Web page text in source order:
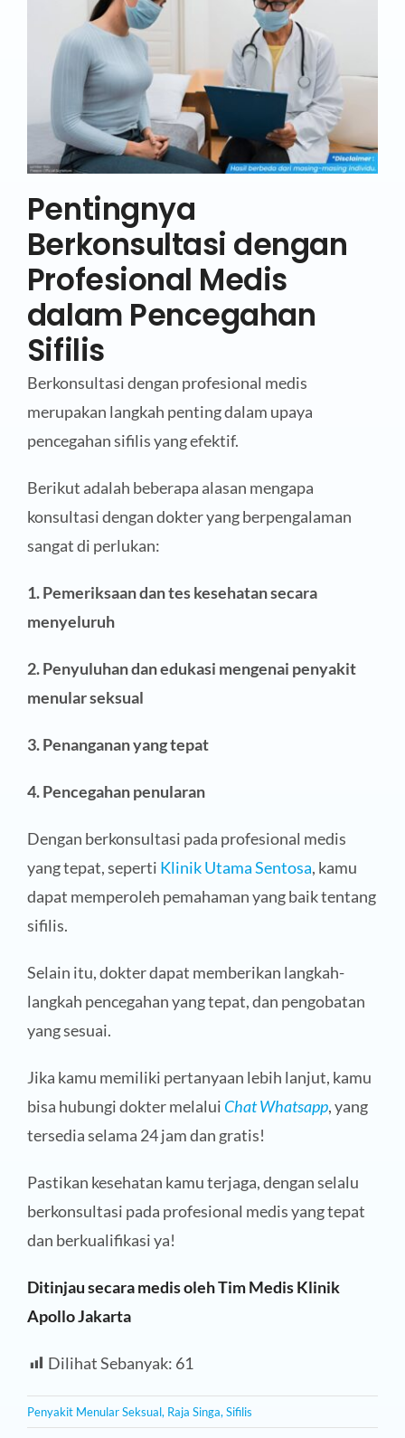
Pentingnya
Berkonsultasi dengan
Profesional Medis
dalam Pencegahan
Sifilis
Berkonsultasi dengan profesional medis
merupakan langkah penting dalam upaya
pencegahan sifilis yang efektif.
Berikut adalah beberapa alasan mengapa
konsultasi dengan dokter yang berpengalaman
sangat di perlukan:
1. Pemeriksaan dan tes kesehatan secara
menyeluruh
2. Penyuluhan dan edukasi mengenai penyakit
menular seksual
3. Penanganan yang tepat
4. Pencegahan penularan
Dengan berkonsultasi pada profesional medis
yang tepat, seperti Klinik Utama Sentosa, kamu
dapat memperoleh pemahaman yang baik tentang
sifilis.
Selain itu, dokter dapat memberikan langkah-
langkah pencegahan yang tepat, dan pengobatan
yang sesuai.
Jika kamu memiliki pertanyaan lebih lanjut, kamu
bisa hubungi dokter melalui Chat Whatsapp, yang
tersedia selama 24 jam dan gratis!
Pastikan kesehatan kamu terjaga, dengan selalu
berkonsultasi pada profesional medis yang tepat
dan berkualifikasi ya!
Ditinjau secara medis oleh Tim Medis Klinik
Apollo Jakarta
Dilihat Sebanyak: 61
Penyakit Menular Seksual, Raja Singa, Sifilis